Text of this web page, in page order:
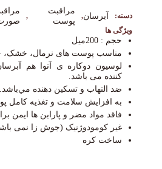
دسته: آبرسان,
مراقبت
پوست
,
ویژگی ها
حجم : 200میل
مناسب پوست های نرمال، خشک،
لوسیون دوکاره ی آنوا هم
کننده می باشد.
ضد التهاب و تسکین دهنده مي‌باشد.
به افزایش سلامت و تغذیه کامل
فاقد مواد مضر و پارابن ها ایمن
غیر کومودوژنیک (جوش زا نمی
ساخت کره